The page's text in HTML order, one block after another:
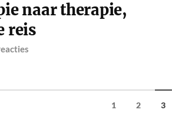
naar therapie,
reis
1 2 3